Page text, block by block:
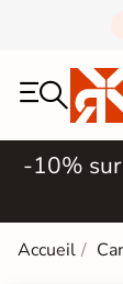
-10%
Accueil